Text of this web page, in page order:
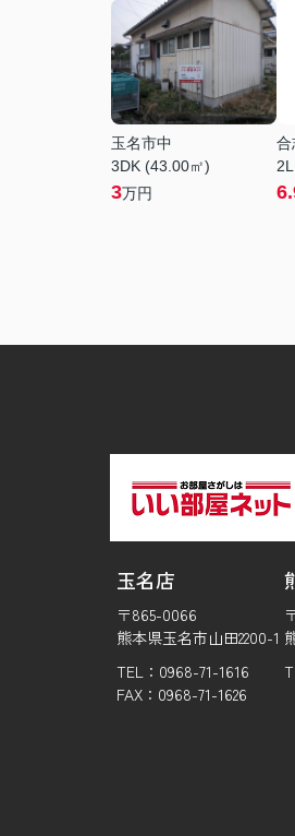
玉名市中
3DK (43.00㎡)
3万円
合
玉名店
〒865-0066
熊本県玉名市山田2200-1
TEL：0968-71-1616
FAX：0968-71-1626